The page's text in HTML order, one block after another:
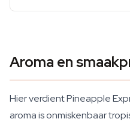
Aroma en
Hier verdient Pineapple
aroma is onmiskenbaar